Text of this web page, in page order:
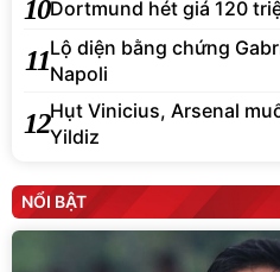
10Dortmund hét giá 120
11Lộ diện bằng chứng
Napoli
12Hụt Vinicius, Arsenal
Yildiz
NỔI BẬT